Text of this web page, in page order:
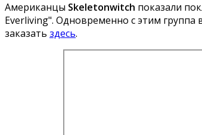
Американцы Skeletonwitch показали
Everliving". Одновременно с этим
заказать здесь.